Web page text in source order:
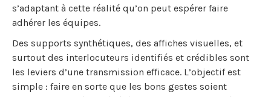
s’adaptant à cette réalité qu’on peut espérer faire
adhérer les équipes.
Des supports synthétiques, des affiches visuelles, et
surtout des interlocuteurs identifiés et crédibles sont
les leviers d’une transmission efficace. L’objectif est
simple : faire en sorte que les bons gestes soient